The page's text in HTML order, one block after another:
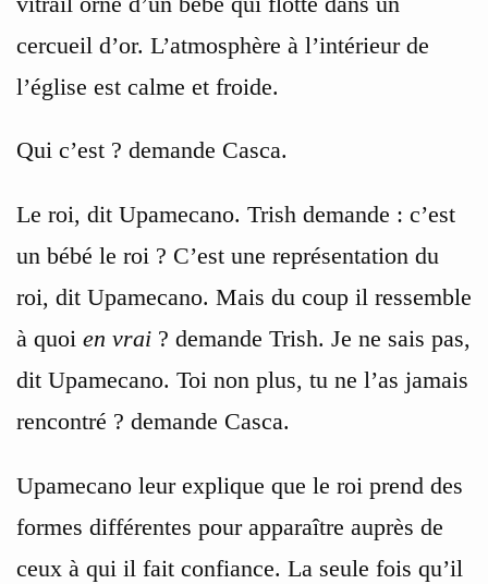
cercueil d’or. L’atmosphère à l’intérieur de
l’église est calme et froide.
Qui c’est ? demande Casca.
Le roi, dit Upamecano. Trish demande : c’est
un bébé le roi ? C’est une représentation du
roi, dit Upamecano. Mais du coup il ressemble
à quoi en vrai ? demande Trish. Je ne sais pas,
dit Upamecano. Toi non plus, tu ne l’as jamais
rencontré ? demande Casca.
Upamecano leur explique que le roi prend des
formes différentes pour apparaître auprès de
ceux à qui il fait confiance. La seule fois qu’il